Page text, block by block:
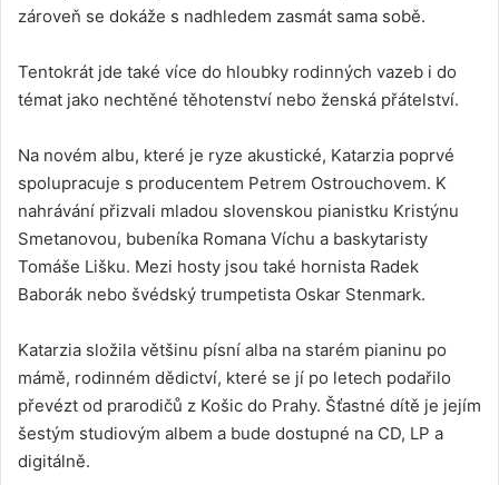
zároveň se dokáže s nadhledem zasmát sama sobě.
Tentokrát jde také více do hloubky rodinných vazeb i do
témat jako nechtěné těhotenství nebo ženská přátelství.
Na novém albu, které je ryze akustické, Katarzia poprvé
spolupracuje s producentem Petrem Ostrouchovem. K
nahrávání přizvali mladou slovenskou pianistku Kristýnu
Smetanovou, bubeníka Romana Víchu a baskytaristy
Tomáše Lišku. Mezi hosty jsou také hornista Radek
Baborák nebo švédský trumpetista Oskar Stenmark.
Katarzia složila většinu písní alba na starém pianinu po
mámě, rodinném dědictví, které se jí po letech podařilo
převézt od prarodičů z Košic do Prahy. Šťastné dítě je jejím
šestým studiovým albem a bude dostupné na CD, LP a
digitálně.